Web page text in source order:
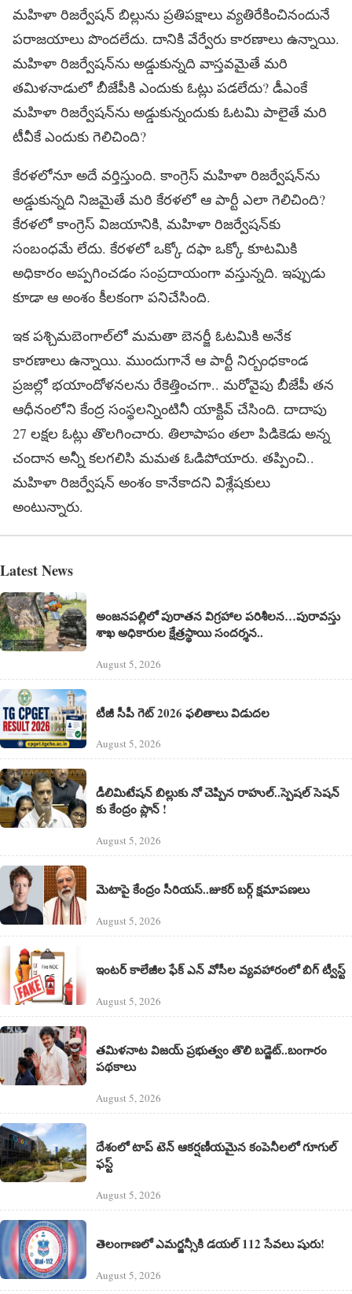
మహిళా రిజర్వేషన్‌ బిల్లును ప్రతిపక్షాలు వ్యతిరేకించినందునే
పరాజయాలు పొందలేదు. దానికి వేర్వేరు కారణాలు ఉన్నాయి.
మహిళా రిజర్వేషన్‌ను అడ్డుకున్నది వాస్తవమైతే మరి
తమిళనాడులో బీజేపీకి ఎందుకు ఓట్లు పడలేదు? డీఎంకే
మహిళా రిజర్వేషన్‌ను అడ్డుకున్నందుకు ఓటమి పాలైతే మరి
టీవీకే ఎందుకు గెలిచింది?
కేరళలోనూ అదే వర్తిస్తుంది. కాంగ్రెస్‌ మహిళా రిజర్వేషన్‌ను
అడ్డుకున్నది నిజమైతే మరి కేరళలో ఆ పార్టీ ఎలా గెలిచింది?
కేరళలో కాంగ్రెస్‌ విజయానికి, మహిళా రిజర్వేషన్‌కు
సంబంధమే లేదు. కేరళలో ఒక్కో దఫా ఒక్కో కూటమికి
అధికారం అప్పగించడం సంప్రదాయంగా వస్తున్నది. ఇప్పుడు
కూడా ఆ అంశం కీలకంగా పనిచేసింది.
ఇక పశ్చిమబెంగాల్‌లో మమతా బెనర్జీ ఓటమికి అనేక
కారణాలు ఉన్నాయి. ముందుగానే ఆ పార్టీ నిర్బంధకాండ
ప్రజల్లో భయాందోళనలను రేకెత్తించగా.. మరోవైపు బీజేపీ తన
ఆధీనంలోని కేంద్ర సంస్థలన్నింటినీ యాక్టివ్‌ చేసింది. దాదాపు
27 లక్షల ఓట్లు తొలగించారు. తిలాపాపం తలా పిడికెడు అన్న
చందాన అన్నీ కలగలిసి మమత ఓడిపోయారు. తప్పించి..
మహిళా రిజర్వేషన్‌ అంశం కానేకాదని విశ్లేషకులు
అంటున్నారు.
Latest News
అంజనపల్లిలో పురాతన విగ్రహాల పరిశీలన…పురావస్తు
శాఖ అధికారుల క్షేత్రస్థాయి సందర్శన..
August 5, 2026
టీజీ సీపీ గెట్ 2026 ఫలితాలు విడుదల
August 5, 2026
డీలిమిటేషన్ బిల్లుకు నో చెప్పిన రాహుల్..స్పెషల్ సెషన్
కు కేంద్రం ప్లాన్ !
August 5, 2026
మెటాపై కేంద్రం సీరియస్..జుకర్ బర్గ్ క్షమాపణలు
August 5, 2026
ఇంటర్ కాలేజీల ఫేక్ ఎన్ వోసీల వ్యవహారంలో బిగ్ ట్వీస్ట్
August 5, 2026
తమిళనాట విజయ్ ప్రభుత్వం తొలి బడ్జెట్‌..బంగారం
పథకాలు
August 5, 2026
దేశంలో టాప్ టెన్ ఆకర్షణీయమైన కంపెనీలలో గూగుల్‌
ఫస్ట్‌
August 5, 2026
తెలంగాణలో ఎమర్జన్సీకి డయల్ 112 సేవలు షురు!
August 5, 2026